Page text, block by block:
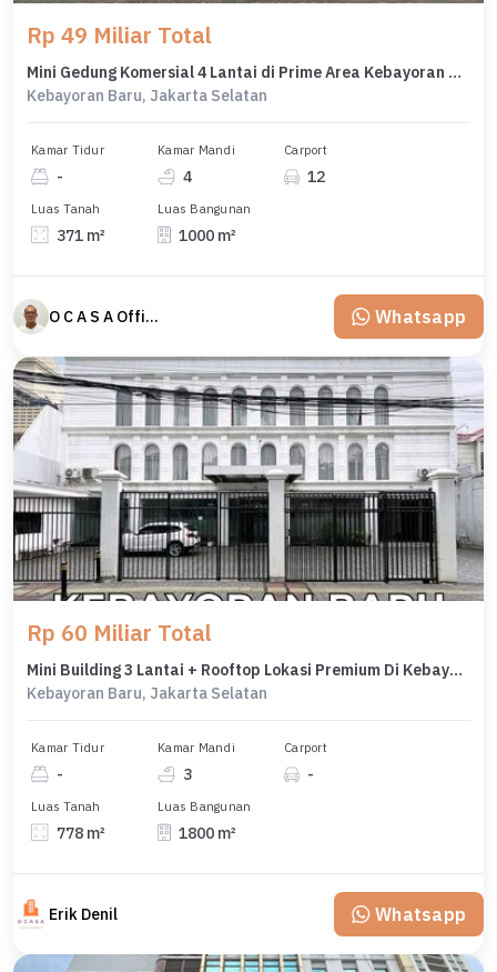
Rp 49 Miliar Total
Mini Gedung Komersial 4 Lantai di Prime Area Kebayoran Baru
Kebayoran Baru, Jakarta Selatan
Kamar Tidur
-
Kamar Mandi
4
Carport
12
Luas Tanah
371 m²
Luas Bangunan
1000 m²
O C A S A Official property perfected Whatsapp
Rp 60 Miliar Total
Mini Building 3 Lantai + Rooftop Lokasi Premium Di Kebayoran Baru
Kebayoran Baru, Jakarta Selatan
Kamar Tidur
-
Kamar Mandi
3
Carport
-
Luas Tanah
778 m²
Luas Bangunan
1800 m²
Erik Denil Whatsapp